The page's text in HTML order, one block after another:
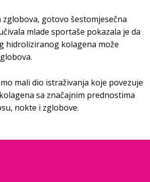
zglobova, gotovo šestomjesečna
mlade sportaše pokazala je da
hidroliziranog kolagena može
mali dio istraživanja koje povezuje
sa značajnim prednostima
nokte i zglobove.